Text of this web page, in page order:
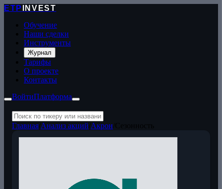
ETP
INVEST
Обучение
Наши сделки
Инструменты
Журнал
Тарифы
О проекте
Контакты
ВойтиПлатформа
Главная Анализ акций Акрон